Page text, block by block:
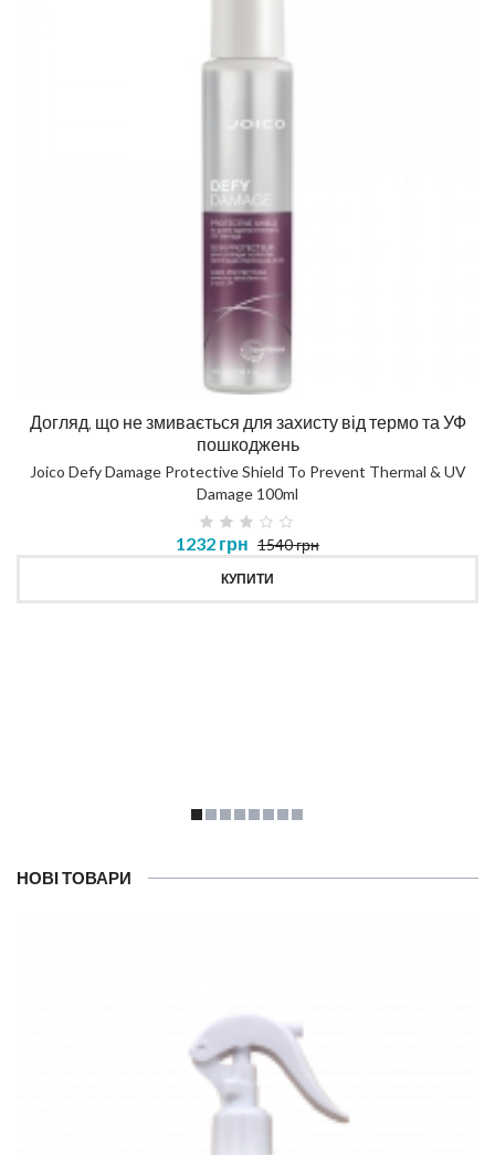
Догляд, що не змивається для захисту від термо та УФ
пошкоджень
Joico Defy Damage Protective Shield To Prevent Thermal & UV
Damage 100ml
1232 грн 1540 грн
КУПИТИ
НОВІ ТОВАРИ